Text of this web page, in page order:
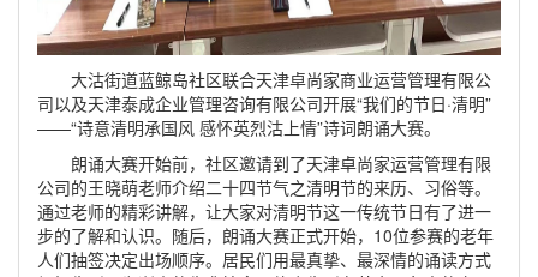
大沽街道蓝鲸岛社区联合天津卓尚家商业运营管理有限公
司以及天津泰成企业管理咨询有限公司开展“我们的节日·清明”
——“诗意清明承国风 感怀英烈沽上情”诗词朗诵大赛。
朗诵大赛开始前，社区邀请到了天津卓尚家运营管理有限
公司的王晓萌老师介绍二十四节气之清明节的来历、习俗等。
通过老师的精彩讲解，让大家对清明节这一传统节日有了进一
步的了解和认识。随后，朗诵大赛正式开始，10位参赛的老年
人们抽签决定出场顺序。居民们用最真挚、最深情的诵读方式